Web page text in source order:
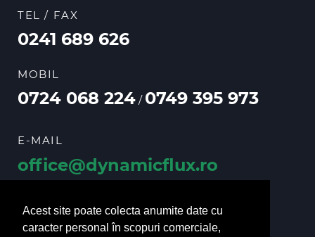
Acest site poate colecta anumite date cu
caracter personal în scopuri comerciale,
TEL / FAX
0241 689 626
MOBIL
0724 068 224 / 0749 395 973
E-MAIL
office@dynamicflux.ro